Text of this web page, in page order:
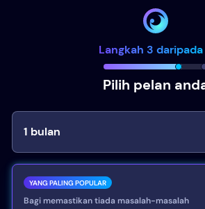
Langkah 3
Pilih pelan
1 bulan
YANG PALING POPULAR
Bagi memastikan tiada masalah-masalah